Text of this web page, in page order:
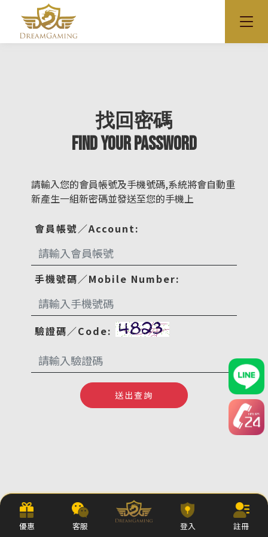
找回密碼
FIND YOUR PASSWORD
請輸入您的會員帳號及手機號碼,系統將會自動重
新產生一組新密碼並發送至您的手機上
會員帳號／Account:
手機號碼／Mobile Number:
驗證碼／Code:
送出查詢
優惠 客服 登入 註冊